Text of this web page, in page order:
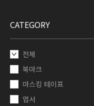
CATEGORY
전체
북마크
마스킹 테이프
엽서